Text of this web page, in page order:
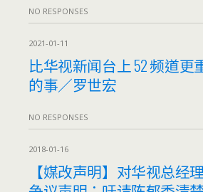
NO RESPONSES
2021-01-11
比华视新闻台上 52 频道更
的事／罗世宏
NO RESPONSES
2018-01-16
【媒改声明】对华视总经